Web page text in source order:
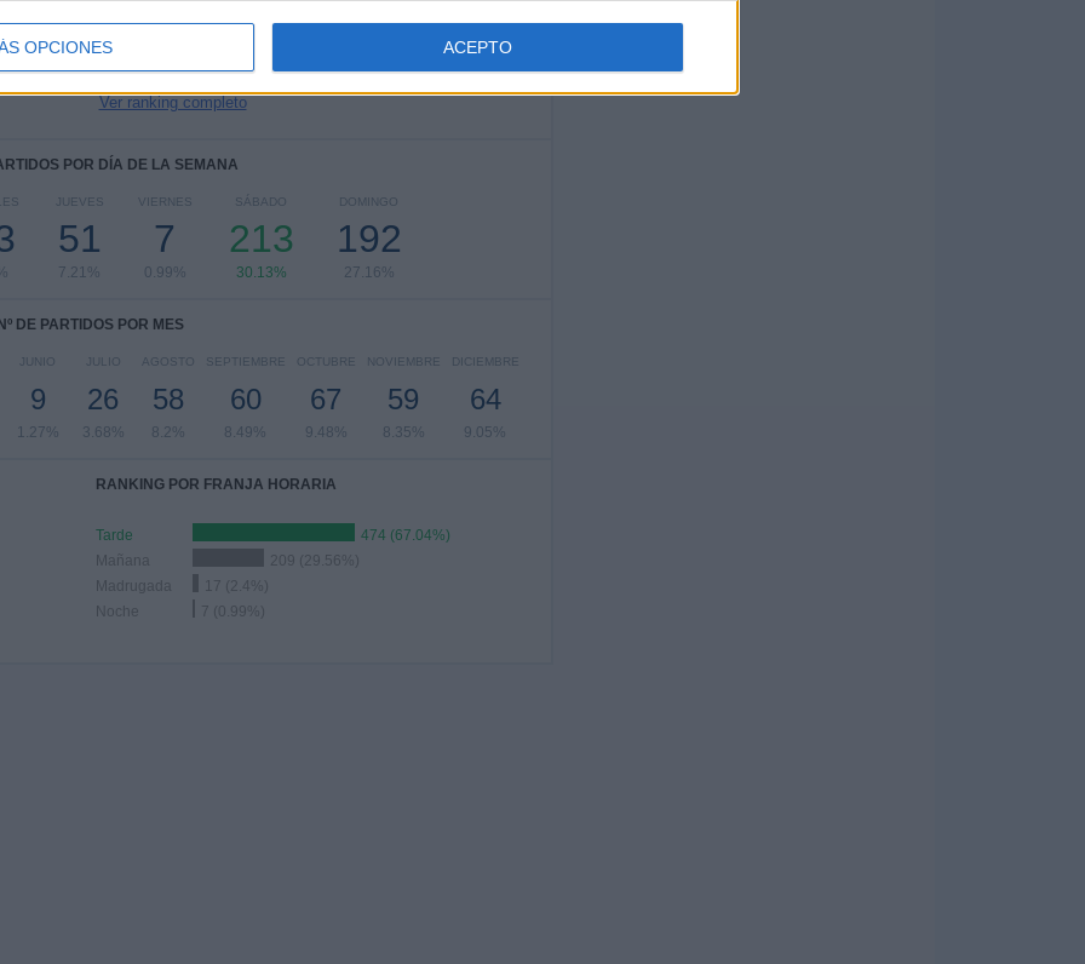
OPCIONES ACEPTO
Ver ranking completo
POR DÍA DE LA SEMANA
JUEVES
51
7.21%
VIERNES
7
0.99%
SÁBADO
213
30.13%
DOMINGO
192
27.16%
Nº DE PARTIDOS POR MES
JUNIO
9
1.27%
JULIO
26
3.68%
AGOSTO
58
8.2%
SEPTIEMBRE
60
8.49%
OCTUBRE
67
9.48%
NOVIEMBRE
59
8.35%
DICIEMBRE
64
9.05%
RANKING POR FRANJA HORARIA
Tarde
474 (67.04%)
Mañana
209 (29.56%)
Madrugada
17 (2.4%)
Noche
7 (0.99%)